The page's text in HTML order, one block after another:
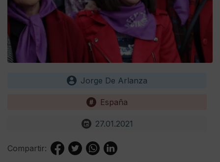
Jorge De Arlanza
España
27.01.2021
Compartir: